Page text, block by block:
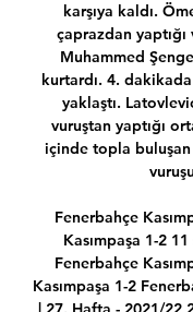
karşıya kaldı.
çaprazdan
Muhammed
kurtardı. 4.
yaklaştı.
vuruştan yaptığı
içinde topla buluşan
Fenerbahçe
Kasımpaşa 1-2
Fenerbahçe
Kasımpaşa 1-2